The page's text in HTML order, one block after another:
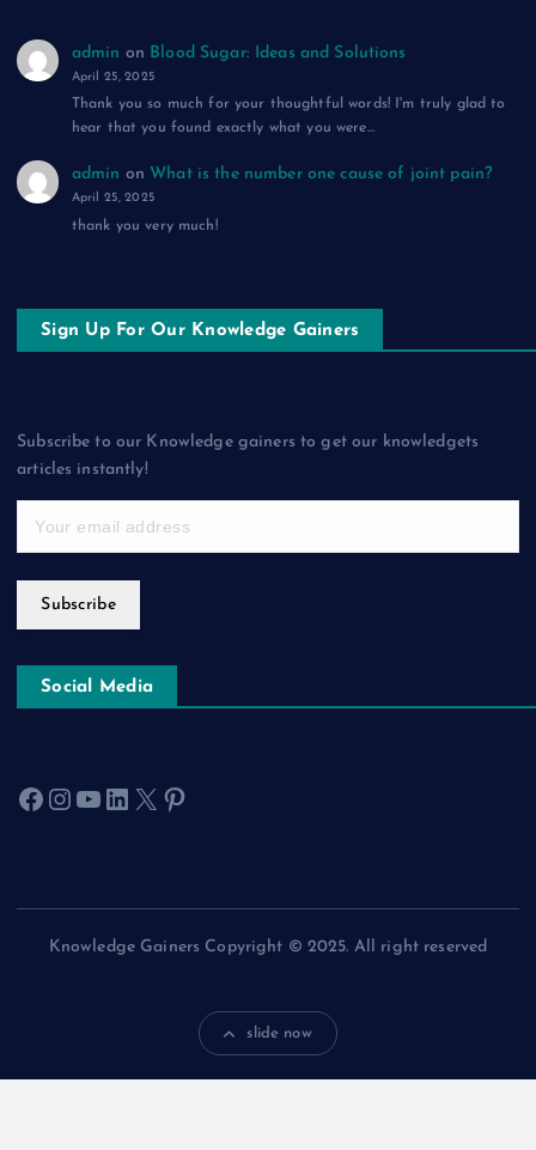
admin on Blood Sugar: Ideas and Solutions
April 25, 2025
Thank you so much for your thoughtful words! I'm truly glad to
hear that you found exactly what you were…
admin on What is the number one cause of joint pain?
April 25, 2025
thank you very much!
Sign Up For Our Knowledge Gainers
Subscribe to our Knowledge gainers to get our knowledgets
articles instantly!
Subscribe
Social Media
Facebook Instagram YouTube LinkedIn X Pinterest
Knowledge Gainers Copyright © 2025. All right reserved
slide now